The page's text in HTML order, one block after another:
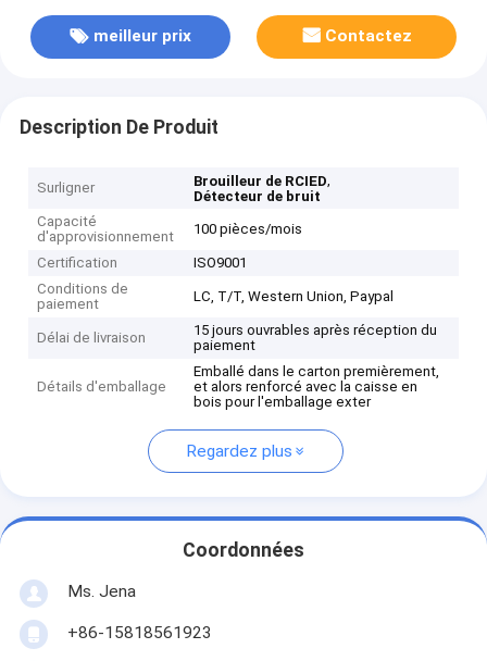
meilleur prix Contactez
Description De Produit
Surligner Brouilleur de RCIED,
Détecteur de bruit
Capacité
d'approvisionnement
100 pièces/mois
Certification
ISO9001
Conditions de
paiement
LC, T/T, Western Union, Paypal
Délai de livraison
15 jours ouvrables après réception du
paiement
Détails d'emballage
Emballé dans le carton premièrement,
et alors renforcé avec la caisse en
bois pour l'emballage exter
Regardez plus
Coordonnées
Ms. Jena
+86-15818561923